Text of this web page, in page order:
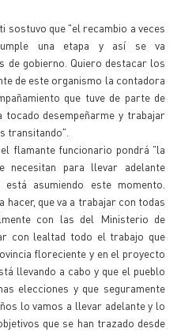
sostuvo que "el recambio a veces
una etapa y así se va
de gobierno. Quiero destacar los
de este organismo la contadora
que tuve de parte de
desempeñarme y trabajar
transitando".
flamante funcionario pondrá "la
necesitan para llevar adelante
asumiendo este momento.
hacer, que va a trabajar con todas
con las del Ministerio de
con lealtad todo el trabajo que
floreciente y en el proyecto
llevando a cabo y que el pueblo
elecciones y que seguramente
lo vamos a llevar adelante y lo
que se han trazado desde